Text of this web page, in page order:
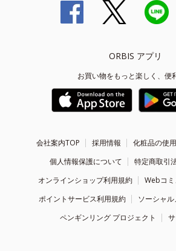
ORBIS アプリ
お買い物をもっと楽しく、便
会社案内TOP 採用情報
化粧品の使
個人情報保護について
特定商取引
オンラインショップ利用規約
Webコ
ポイントサービス利用規約
ソーシャ
ペンギンリング プロジェクト